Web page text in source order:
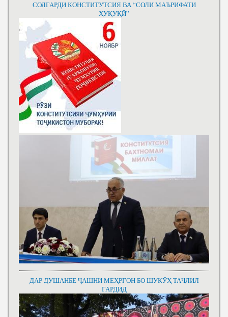
СОЛГАРДИ КОНСТИТУТСИЯ ВА “СОЛИ МАЪРИФАТИ
ҲУҚУҚӢ”
ДАР ДУШАНБЕ ҶАШНИ МЕҲРГОН БО ШУКӮҲ ТАҶЛИЛ
ГАРДИД